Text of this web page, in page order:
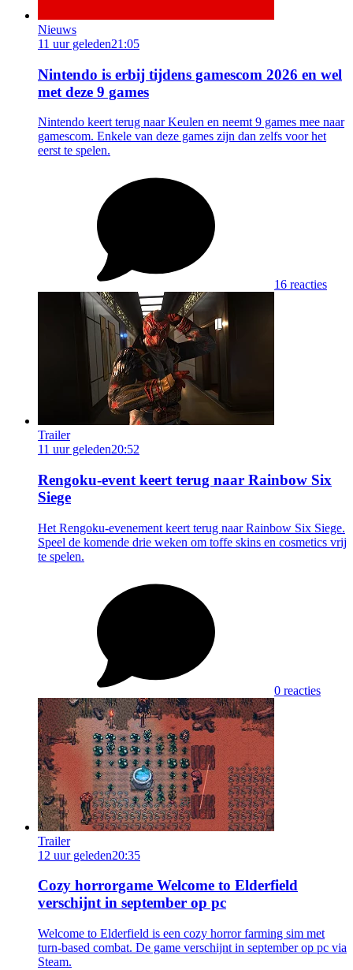
Nieuws
11 uur geleden21:05
Nintendo is erbij tijdens gamescom 2026 en wel
met deze 9 games
Nintendo keert terug naar Keulen en neemt 9 games mee naar
gamescom. Enkele van deze games zijn dan zelfs voor het
eerst te spelen.
16 reacties
Trailer
11 uur geleden20:52
Rengoku-event keert terug naar Rainbow Six
Siege
Het Rengoku-evenement keert terug naar Rainbow Six Siege.
Speel de komende drie weken om toffe skins en cosmetics vrij
te spelen.
0 reacties
Trailer
12 uur geleden20:35
Cozy horrorgame Welcome to Elderfield
verschijnt in september op pc
Welcome to Elderfield is een cozy horror farming sim met
turn-based combat. De game verschijnt in september op pc via
Steam.